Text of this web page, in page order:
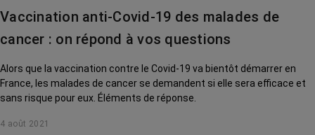
Vaccination anti-Covid-19 des malades de
cancer : on répond à vos questions
Alors que la vaccination contre le Covid-19 va bientôt démarrer en
France, les malades de cancer se demandent si elle sera efficace et
sans risque pour eux. Éléments de réponse.
4 août 2021